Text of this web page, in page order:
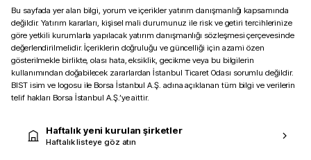
Bu sayfada yer alan bilgi, yorum ve içerikler yatırım danışmanlığı kapsamında
değildir. Yatırım kararları, kişisel mali durumunuz ile risk ve getiri tercihlerinize
göre yetkili kurumlarla yapılacak yatırım danışmanlığı sözleşmesi çerçevesinde
değerlendirilmelidir. İçeriklerin doğruluğu ve güncelliği için azami özen
gösterilmekle birlikte, olası hata, eksiklik, gecikme veya bu bilgilerin
kullanımından doğabilecek zararlardan İstanbul Ticaret Odası sorumlu değildir.
BIST isim ve logosu ile Borsa İstanbul A.Ş. adına açıklanan tüm bilgi ve verilerin
telif hakları Borsa İstanbul A.Ş.’ye aittir.
Haftalık yeni kurulan şirketler
Haftalık listeye göz atın